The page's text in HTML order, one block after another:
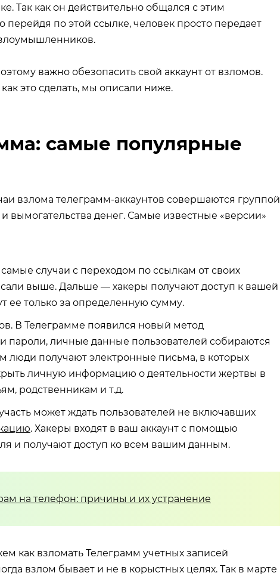
Так как он действительно общался с этим
перейдя по этой ссылке, человек просто передает
важно обезопасить свой аккаунт от взломов.
это сделать, мы описали ниже.
самые популярные
взлома телеграмм-аккаунтов совершаются группой
денег. Самые известные «версии»
самые случаи с переходом по ссылкам от своих
выше. Дальше — хакеры получают доступ к вашей
ее только за определенную сумму.
В Телеграмме появился новый метод
личные данные пользователей собираются
люди получают электронные письма, в которых
личную информацию о деятельности жертвы в
родственникам и т.д.
может ждать пользователей не включавших
. Хакеры входят в ваш аккаунт с помощью
и получают доступ ко всем вашим данным.
на телефон: причины и их устранение
как взломать Телеграмм учетных записей
взлом бывает и не в корыстных целях. Так в марте